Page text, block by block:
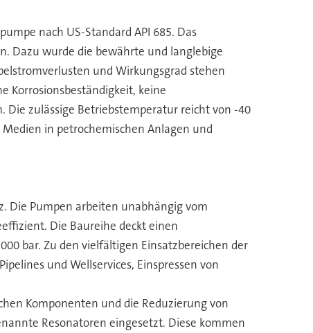
nach US-Standard API 685. Das
Dazu wurde die bewährte und langlebige
und Wirkungsgrad stehen
Korrosionsbeständigkeit, keine
zulässige Betriebstemperatur reicht von -40
in petrochemischen Anlagen und
Die Pumpen arbeiten unabhängig vom
Die Baureihe deckt einen
bar. Zu den vielfältigen Einsatzbereichen der
und Wellservices, Einspressen von
Komponenten und die Reduzierung von
Resonatoren eingesetzt. Diese kommen